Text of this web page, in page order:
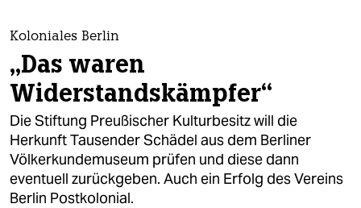
themen
politik
öko
gesellschaft
kultur
Koloniales Berlin
„Das waren
Widerstandskämpfer“
Die Stiftung Preußischer Kulturbesitz will die
Herkunft Tausender Schädel aus dem Berliner
Völkerkundemuseum prüfen und diese dann
eventuell zurückgeben. Auch ein Erfolg des Vereins
Berlin Postkolonial.